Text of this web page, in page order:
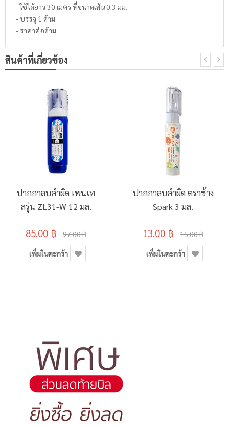
- ใช้ได้ยาว 30 เมตร ที่ขนาดเส้น 0.3 มม.
- บรรจุ 1 ด้าม
- ราคาต่อด้าม
สินค้าที่เกี่ยวข้อง
ปากกาลบคำผิด เพนเท
ลรุ่น ZL31-W 12 มล.
85.00 ฿ 97.00 ฿
เพิ่มในตะกร้า
ปากกาลบคำผิด ตราช้าง
Spark 3 มล.
13.00 ฿ 15.00 ฿
เพิ่มในตะกร้า